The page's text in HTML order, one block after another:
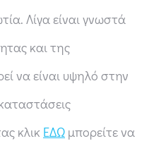
Λίγα είναι γνωστά
και της
να είναι υψηλό στην
κλικ ΕΔΩ μπορείτε να